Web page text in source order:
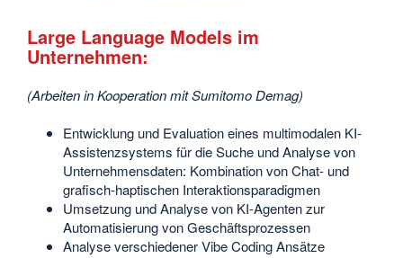
Large Language Models im
Unternehmen:
(Arbeiten in Kooperation mit Sumitomo Demag)
Entwicklung und Evaluation eines multimodalen KI-
Assistenzsystems für die Suche und Analyse von
Unternehmensdaten: Kombination von Chat- und
grafisch-haptischen Interaktionsparadigmen
Umsetzung und Analyse von KI-Agenten zur
Automatisierung von Geschäftsprozessen
Analyse verschiedener Vibe Coding Ansätze